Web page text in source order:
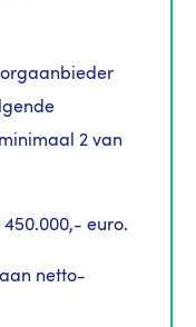
2 van
euro.
netto-